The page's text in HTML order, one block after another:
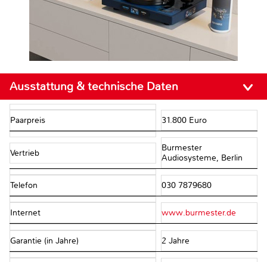
Ausstattung & technische Daten
Paarpreis 31.800 Euro
Vertrieb
Burmester
Audiosysteme, Berlin
Telefon 030 7879680
Internet www.burmester.de
Garantie (in Jahre) 2 Jahre